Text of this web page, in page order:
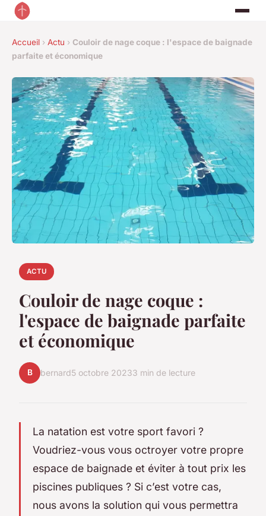
Accueil › Actu › Couloir de nage coque : l'espace de baignade
parfaite et économique
ACTU
Couloir de nage coque :
l'espace de baignade parfaite
et économique
B bernard5 octobre 20233 min de lecture
La natation est votre sport favori ?
Voudriez-vous vous octroyer votre propre
espace de baignade et éviter à tout prix les
piscines publiques ? Si c’est votre cas,
nous avons la solution qui vous permettra